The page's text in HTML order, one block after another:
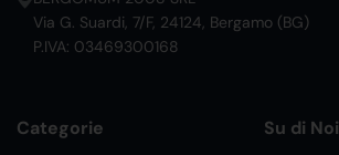
Via G. Suardi, 7/F, 24124, Bergamo (BG)
P.IVA: 03469300168
Categorie Su di Noi